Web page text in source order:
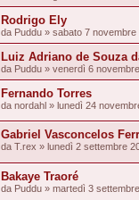
Rodrigo Ely
da Puddu » sabato 7 novembre
Luiz Adriano de Souza
da Puddu » venerdì 6
Fernando Torres
da nordahl » lunedì 24
Gabriel Vasconcelos
da T.rex » lunedì 2 settembre
Bakaye Traoré
da Puddu » martedì 3